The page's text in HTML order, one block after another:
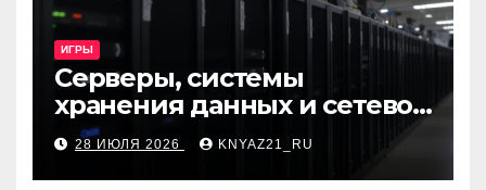
ИГРЫ
Серверы, системы
хранения данных и сетевое
оборудование: ключевые
виды и критерии выбора
28 ИЮЛЯ 2026 KNYAZ21_RU